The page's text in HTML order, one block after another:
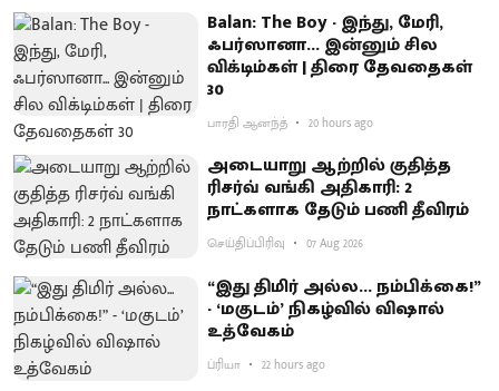
Balan: The Boy - இந்து, மேரி,
ஃபர்ஸானா... இன்னும் சில
விக்டிம்கள் | திரை தேவதைகள்
30
பாரதி ஆனந்த் 20 hours ago
அடையாறு ஆற்றில் குதித்த
ரிசர்வ் வங்கி அதிகாரி: 2
நாட்களாக தேடும் பணி தீவிரம்
செய்திப்பிரிவு 07 Aug 2026
“இது திமிர் அல்ல... நம்பிக்கை!”
- ‘மகுடம்’ நிகழ்வில் விஷால்
உத்வேகம்
ப்ரியா 22 hours ago